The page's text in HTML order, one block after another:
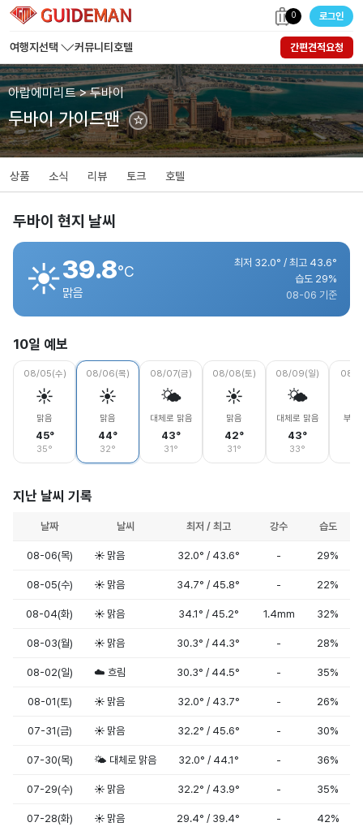
0 로그인
여행지선택 커뮤니티 호텔 간편견적요청
아랍에미리트 > 두바이
두바이 가이드맨 ☆
상품 소식 리뷰 토크 호텔
두바이 현지 날씨
☀️39.8°C
맑음
최저 32.0° / 최고 43.6°
습도 29%
08-06 기준
10일 예보
08/05(수)
☀️
맑음
45°
35°
08/06(목)
☀️
맑음
44°
32°
08/07(금)
🌤️
대체로 맑음
43°
31°
08/08(토)
☀️
맑음
42°
31°
08/09(일)
🌤️
대체로 맑음
43°
33°
08/
부분
지난 날씨 기록
날짜 날씨 최저 / 최고 강수 습도
08-06(목) ☀️ 맑음 32.0° / 43.6° - 29%
08-05(수) ☀️ 맑음 34.7° / 45.8° - 22%
08-04(화) ☀️ 맑음 34.1° / 45.2° 1.4mm 32%
08-03(월) ☀️ 맑음 30.3° / 44.3° - 28%
08-02(일) ☁️ 흐림 30.3° / 44.5° - 35%
08-01(토) ☀️ 맑음 32.0° / 43.7° - 26%
07-31(금) ☀️ 맑음 32.2° / 45.6° - 30%
07-30(목) 🌤️ 대체로 맑음 32.0° / 44.1° - 36%
07-29(수) ☀️ 맑음 32.2° / 43.9° - 35%
07-28(화) ☀️ 맑음 29.4° / 39.4° - 42%